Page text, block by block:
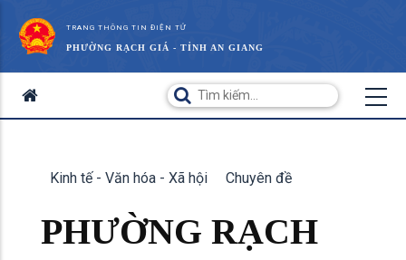
TRANG THÔNG TIN ĐIỆN TỬ
PHƯỜNG RẠCH GIÁ - TỈNH AN GIANG
Kinh tế - Văn hóa - Xã hội Chuyên đề
PHƯỜNG RẠCH